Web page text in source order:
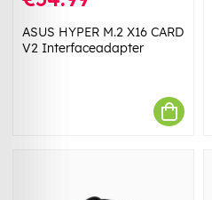
ASUS HYPER M.2 X16 CARD
V2 Interfaceadapter